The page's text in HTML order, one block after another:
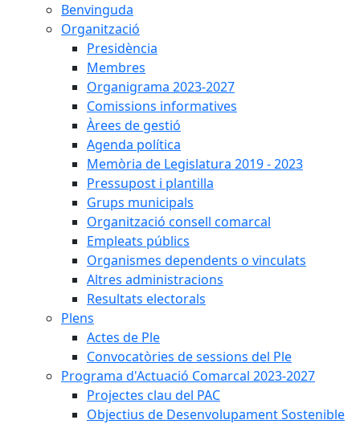
Benvinguda
Organització
Presidència
Membres
Organigrama 2023-2027
Comissions informatives
Àrees de gestió
Agenda política
Memòria de Legislatura 2019 - 2023
Pressupost i plantilla
Grups municipals
Organització consell comarcal
Empleats públics
Organismes dependents o vinculats
Altres administracions
Resultats electorals
Plens
Actes de Ple
Convocatòries de sessions del Ple
Programa d'Actuació Comarcal 2023-2027
Projectes clau del PAC
Objectius de Desenvolupament Sostenible